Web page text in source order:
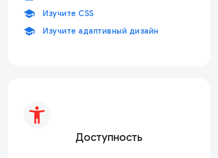
school Изучите CSS
school Изучите адаптивный дизайн
Доступность